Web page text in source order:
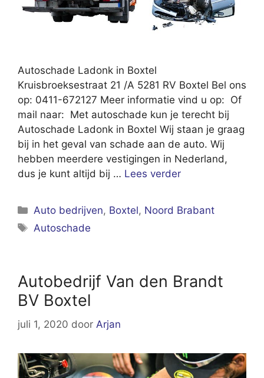
Autoschade Ladonk in Boxtel
Kruisbroeksestraat 21 /A 5281 RV Boxtel Bel ons
op: 0411-672127 Meer informatie vind u op: Of
mail naar: Met autoschade kun je terecht bij
Autoschade Ladonk in Boxtel Wij staan je graag
bij in het geval van schade aan de auto. Wij
hebben meerdere vestigingen in Nederland,
dus je kunt altijd bij … Lees verder
Categorieën
Auto bedrijven, Boxtel, Noord Brabant
Tags
Autoschade
Autobedrijf Van den Brandt
BV Boxtel
juli 1, 2020 door Arjan